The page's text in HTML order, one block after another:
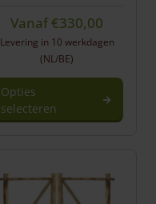
Vanaf€330,00
Levering in 10 werkdagen
(NL/BE)
Opties
selecteren